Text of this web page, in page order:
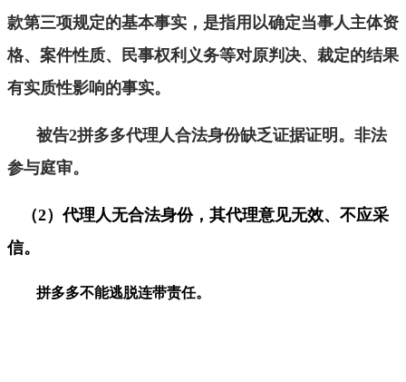
款第三项规定的基本事实，是指用以确定当事人主体资
格、案件性质、民事权利义务等对原判决、裁定的结果
有实质性影响的事实。
被告2拼多多代理人合法身份缺乏证据证明。非法
参与庭审。
（2）代理人无合法身份，其代理意见无效、不应采
信。
拼多多不能逃脱连带责任。